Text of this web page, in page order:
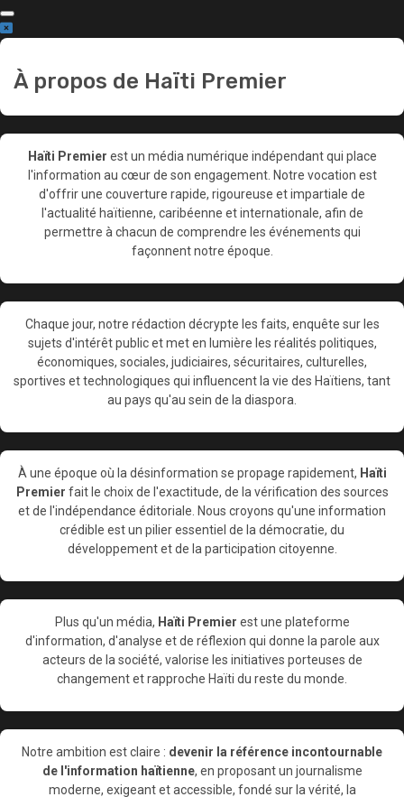
Aller
au
contenu
À propos de Haïti Premier
Haïti Premier est un média numérique indépendant qui place
l'information au cœur de son engagement. Notre vocation est
d'offrir une couverture rapide, rigoureuse et impartiale de
l'actualité haïtienne, caribéenne et internationale, afin de
permettre à chacun de comprendre les événements qui
façonnent notre époque.
Chaque jour, notre rédaction décrypte les faits, enquête sur les
sujets d'intérêt public et met en lumière les réalités politiques,
économiques, sociales, judiciaires, sécuritaires, culturelles,
sportives et technologiques qui influencent la vie des Haïtiens, tant
au pays qu'au sein de la diaspora.
À une époque où la désinformation se propage rapidement, Haïti
Premier fait le choix de l'exactitude, de la vérification des sources
et de l'indépendance éditoriale. Nous croyons qu'une information
crédible est un pilier essentiel de la démocratie, du
développement et de la participation citoyenne.
Plus qu'un média, Haïti Premier est une plateforme
d'information, d'analyse et de réflexion qui donne la parole aux
acteurs de la société, valorise les initiatives porteuses de
changement et rapproche Haïti du reste du monde.
Notre ambition est claire : devenir la référence incontournable
de l'information haïtienne, en proposant un journalisme
moderne, exigeant et accessible, fondé sur la vérité, la